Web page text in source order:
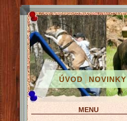
ÚVOD NOVINKY
MENU